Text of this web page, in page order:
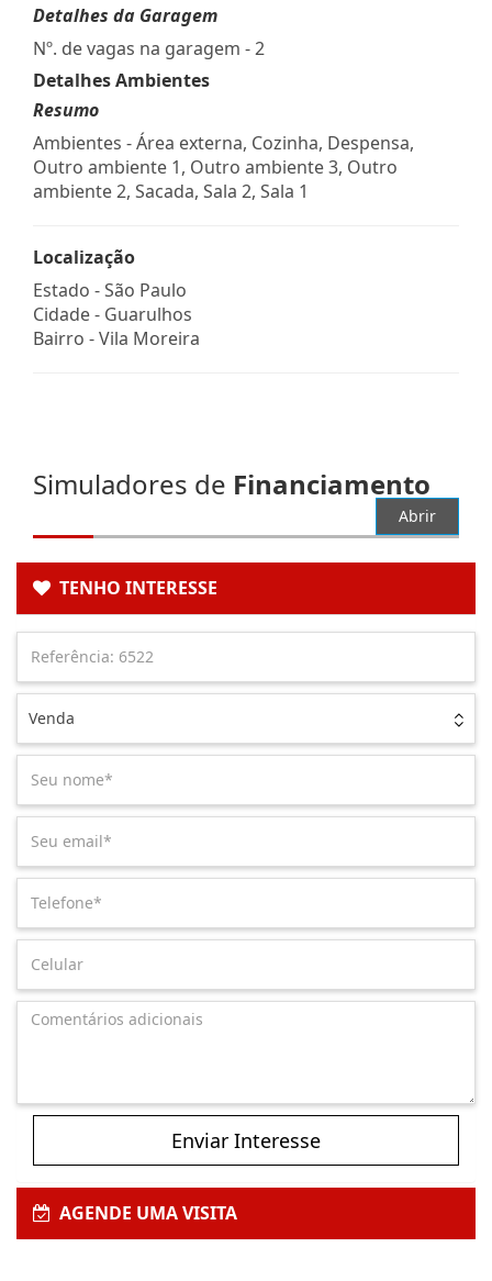
Detalhes da Garagem
Nº. de vagas na garagem - 2
Detalhes Ambientes
Resumo
Ambientes - Área externa, Cozinha, Despensa,
Outro ambiente 1, Outro ambiente 3, Outro
ambiente 2, Sacada, Sala 2, Sala 1
Localização
Estado -São Paulo
Cidade - Guarulhos
Bairro -Vila Moreira
Simuladores de Financiamento
Abrir
TENHO INTERESSE
Venda
Enviar Interesse
AGENDE UMA VISITA